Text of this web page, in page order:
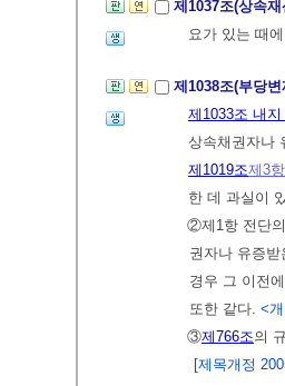
제1037조(상속
요가 있는 때
제1038조(부당
제1033조 내
상속채권자나
제1019조제3항
한 데 과실이
②제1항 전단
권자나 유증
경우 그 이전
또한 같다. <
③제766조의
[제목개정